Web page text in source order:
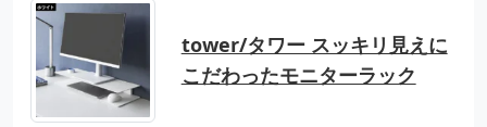
tower/タワー スッキリ見えに
こだわったモニターラック